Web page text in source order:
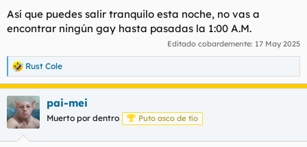
Así que puedes salir tranquilo esta noche, no vas a
encontrar ningún gay hasta pasadas la 1:00 A.M.
Editado cobardemente: 17 May 2025
R
e
a
c
c
i
Rust Cole
pai-mei
Muerto por dentro Puto asco de tío